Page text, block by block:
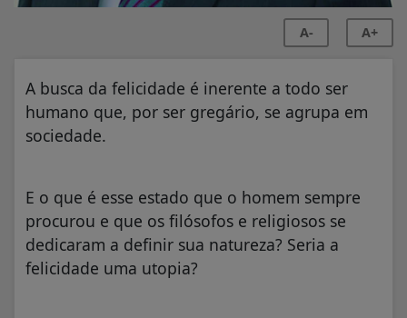
A- A+
A busca da felicidade é inerente a todo ser
humano que, por ser gregário, se agrupa em
sociedade.
E o que é esse estado que o homem sempre
procurou e que os filósofos e religiosos se
dedicaram a definir sua natureza? Seria a
felicidade uma utopia?